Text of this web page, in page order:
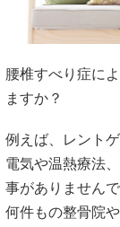
腰椎すべり症に
ますか？
例えば、レント
電気や温熱療法
事がありません
何件もの整骨院